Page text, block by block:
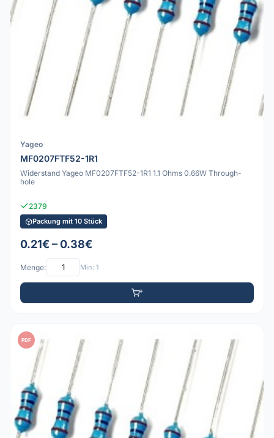
Yageo
MF0207FTF52-1R1
Widerstand Yageo MF0207FTF52-1R1 1.1 Ohms 0.66W Through-
hole
2379
Packung mit 10 Stück
0.21€ – 0.38€
Menge: Min: 1
PDF